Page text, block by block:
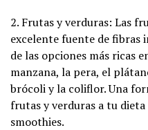
2. Frutas y verduras: Las
excelente fuente de fibras
de las opciones más ricas
manzana, la pera, el
brócoli y la coliflor. Una
frutas y verduras a tu dieta
smoothies.